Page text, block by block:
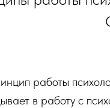
работы
в работу с